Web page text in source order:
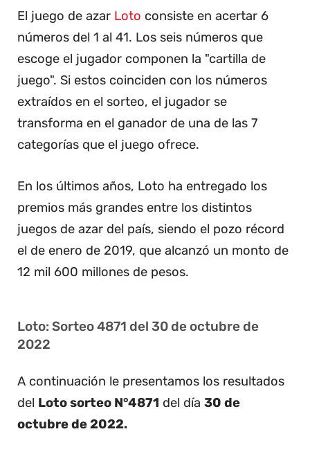
El juego de azar Loto consiste en acertar 6
números del 1 al 41. Los seis números que
escoge el jugador componen la "cartilla de
juego". Si estos coinciden con los números
extraídos en el sorteo, el jugador se
transforma en el ganador de una de las 7
categorías que el juego ofrece.
En los últimos años, Loto ha entregado los
premios más grandes entre los distintos
juegos de azar del país, siendo el pozo récord
el de enero de 2019, que alcanzó un monto de
12 mil 600 millones de pesos.
Loto: Sorteo 4871 del 30 de octubre de
2022
A continuación le presentamos los resultados
del Loto sorteo N°4871 del día 30 de
octubre de 2022.